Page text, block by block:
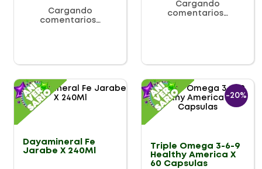
Cargando
comentarios…
Cargando
comentarios…
Dayamineral Fe
Jarabe X 240Ml
-20%
Triple Omega 3-6-9
Healthy America X
60 Capsulas